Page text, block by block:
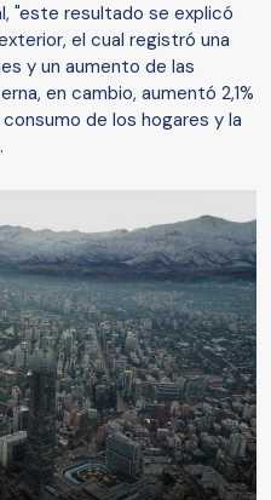
"este resultado se explicó
el cual registró una
y un aumento de las
en cambio, aumentó 2,1%
de los hogares y la